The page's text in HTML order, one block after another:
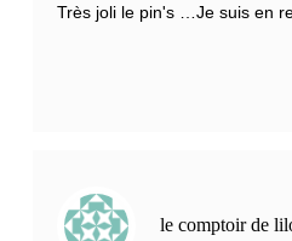
Très joli le pin's …Je suis en
le comptoir de